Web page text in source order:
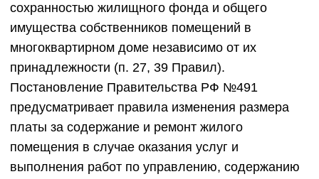
сохранностью жилищного фонда и общего
имущества собственников помещений в
многоквартирном доме независимо от их
принадлежности (п. 27, 39 Правил).
Постановление Правительства РФ №491
предусматривает правила изменения размера
платы за содержание и ремонт жилого
помещения в случае оказания услуг и
выполнения работ по управлению, содержанию